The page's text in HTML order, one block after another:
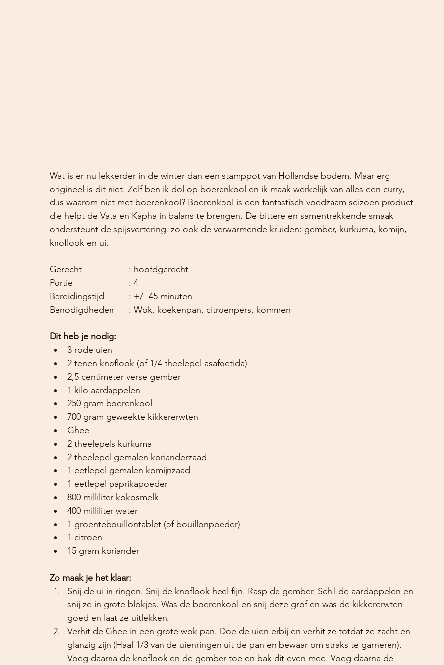
Wat is er nu lekkerder in de winter dan een stamppot van Hollandse bodem. Maar erg
origineel is dit niet. Zelf ben ik dol op boerenkool en ik maak werkelijk van alles een curry,
dus waarom niet met boerenkool? Boerenkool is een fantastisch voedzaam seizoen product
die helpt de Vata en Kapha in balans te brengen. De bittere en samentrekkende smaak
ondersteunt de spijsvertering, zo ook de verwarmende kruiden: gember, kurkuma, komijn,
knoflook en ui.
Gerecht 			: hoofdgerecht
Portie 			: 4
Bereidingstijd 		: +/- 45 minuten
Benodigdheden 	: Wok, koekenpan, citroenpers, kommen
Dit heb je nodig:
3 rode uien
2 tenen knoflook (of 1/4 theelepel asafoetida)
2,5 centimeter verse gember
1 kilo aardappelen
250 gram boerenkool
700 gram geweekte kikkererwten
Ghee
2 theelepels kurkuma
2 theelepel gemalen korianderzaad
1 eetlepel gemalen komijnzaad
1 eetlepel paprikapoeder
800 milliliter kokosmelk
400 milliliter water
1 groentebouillontablet (of bouillonpoeder)
1 citroen
15 gram koriander
Zo maak je het klaar:
Snij de ui in ringen. Snij de knoflook heel fijn. Rasp de gember. Schil de aardappelen en
snij ze in grote blokjes. Was de boerenkool en snij deze grof en was de kikkererwten
goed en laat ze uitlekken.
Verhit de Ghee in een grote wok pan. Doe de uien erbij en verhit ze totdat ze zacht en
glanzig zijn (Haal 1/3 van de uienringen uit de pan en bewaar om straks te garneren).
Voeg daarna de knoflook en de gember toe en bak dit even mee. Voeg daarna de